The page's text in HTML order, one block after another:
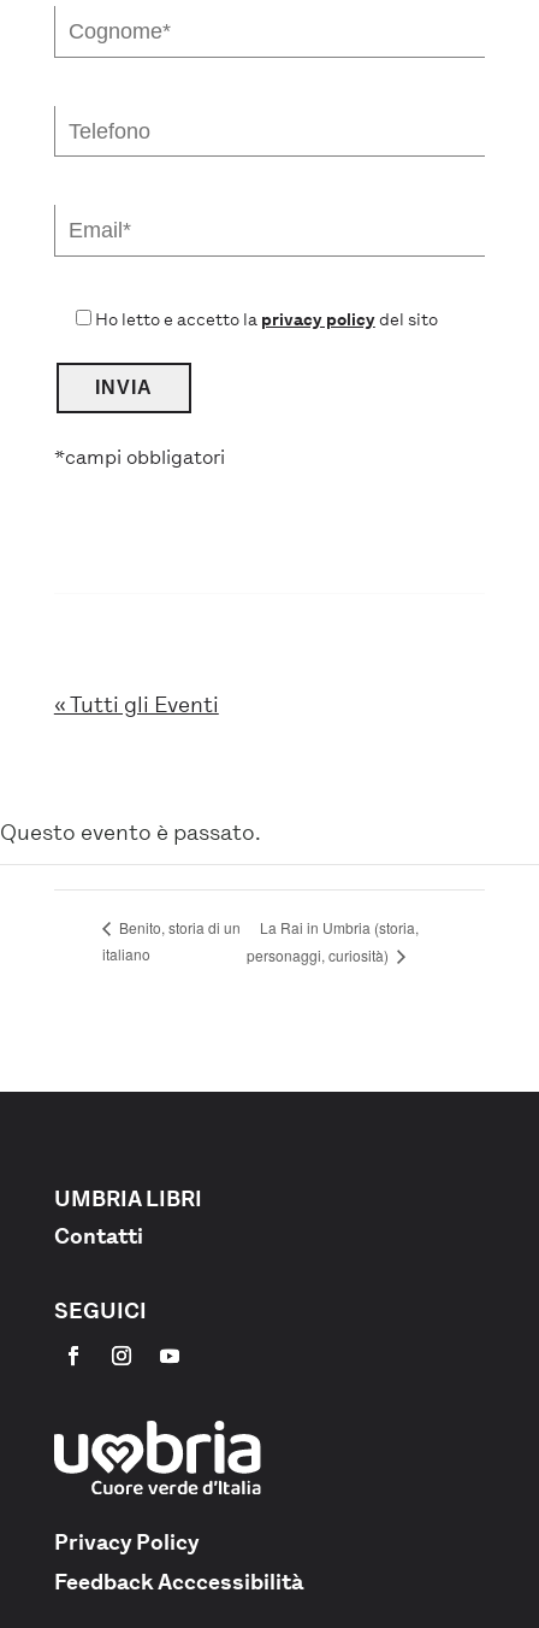
Ho letto e accetto la privacy policydel sito
*campi obbligatori
« Tutti gli Eventi
Questo evento è passato.
Benito, storia di un
italiano
La Rai in Umbria (storia,
personaggi, curiosità)
UMBRIA LIBRI
Contatti
SEGUICI
Privacy Policy
Feedback Acccessibilità